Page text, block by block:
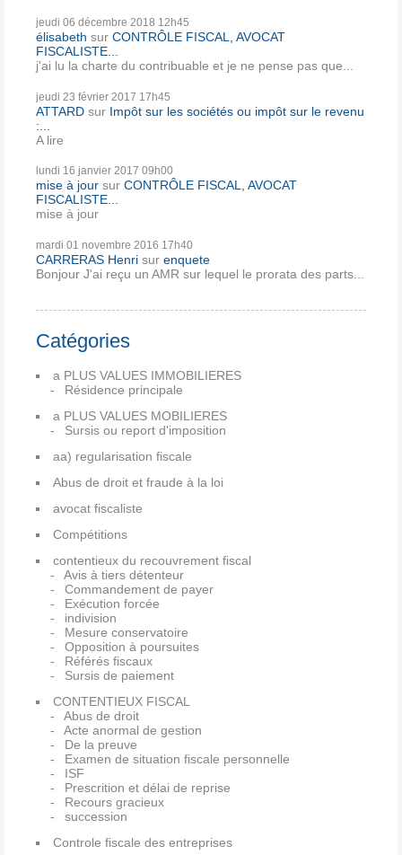
jeudi 06 décembre 2018 12h45
élisabeth sur CONTRÔLE FISCAL, AVOCAT
FISCALISTE...
j'ai lu la charte du contribuable et je ne pense pas que...
jeudi 23 février 2017 17h45
ATTARD sur Impôt sur les sociétés ou impôt sur le revenu
:...
A lire
lundi 16 janvier 2017 09h00
mise à jour sur CONTRÔLE FISCAL, AVOCAT
FISCALISTE...
mise à jour
mardi 01 novembre 2016 17h40
CARRERAS Henri sur enquete
Bonjour J'ai reçu un AMR sur lequel le prorata des parts...
Catégories
a PLUS VALUES IMMOBILIERES
Résidence principale
a PLUS VALUES MOBILIERES
Sursis ou report d'imposition
aa) regularisation fiscale
Abus de droit et fraude à la loi
avocat fiscaliste
Compétitions
contentieux du recouvrement fiscal
Avis à tiers détenteur
Commandement de payer
Exécution forcée
indivision
Mesure conservatoire
Opposition à poursuites
Référés fiscaux
Sursis de paiement
CONTENTIEUX FISCAL
Abus de droit
Acte anormal de gestion
De la preuve
Examen de situation fiscale personnelle
ISF
Prescrition et délai de reprise
Recours gracieux
succession
Controle fiscale des entreprises